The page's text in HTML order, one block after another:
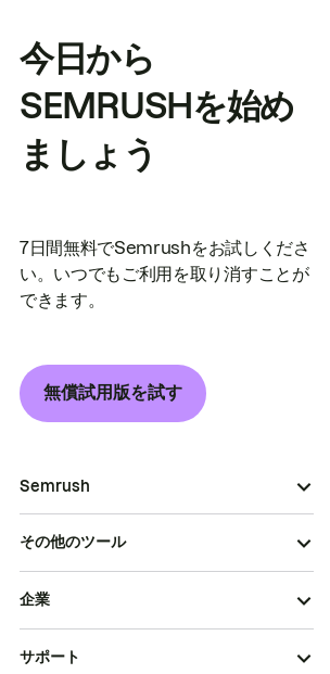
今日から
SEMRUSHを始め
ましょう
7日間無料でSemrushをお試しくださ
い。いつでもご利用を取り消すことが
できます。
無償試用版を試す
Semrush
その他のツール
企業
サポート